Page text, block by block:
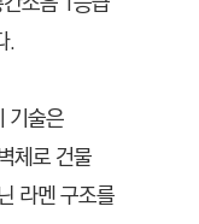
.
기술은
체로 건물
라멘 구조를